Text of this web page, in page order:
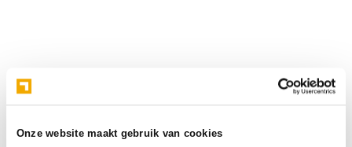
Onze website maakt gebruik van cookies